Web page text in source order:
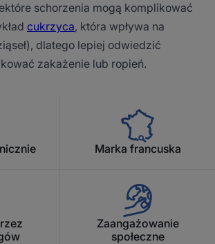
schorzenia mogą komplikować
cukrzyca, która wpływa na
dlatego lepiej odwiedzić
zakażenie lub ropień.
Marka francuska
Zaangażowanie
społeczne